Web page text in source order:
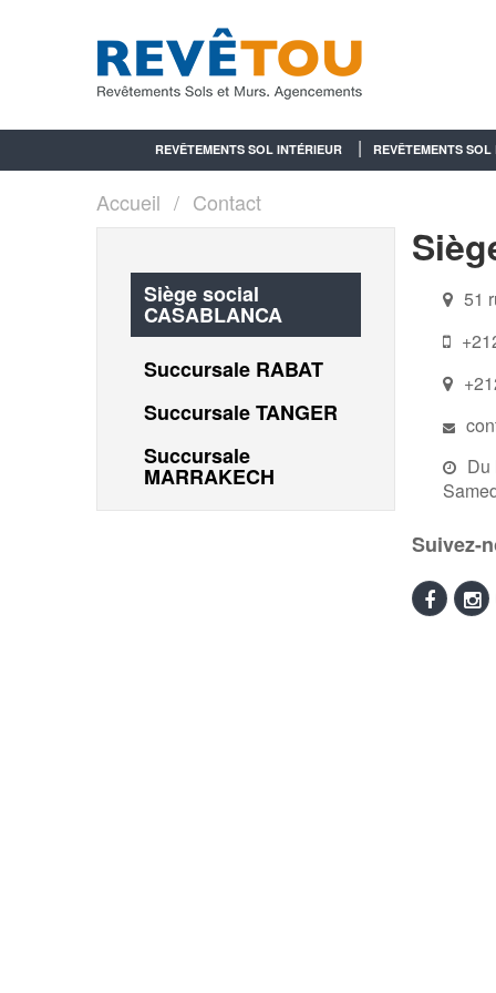
REVÊTEMENTS SOL INTÉRIEUR REVÊTEMENTS SOL
Accueil Contact
Siège social
CASABLANCA
Succursale RABAT
Succursale TANGER
Succursale
MARRAKECH
51
Du
Suivez-